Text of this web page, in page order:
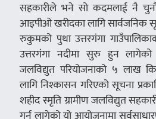
सहकारीले भने सो कदमलाई नै
आइपीओ खरीदका लागि सार्वजनिक
रुकुमको पुथा उत्तरगंगा
उत्तरगंगा नदीमा सुरु हुन
जलविद्युत परियोजनाको ५ लाख
लागि निश्कासन गरिएको सूचना
शहीद स्मृति ग्रामीण जलविद्युत